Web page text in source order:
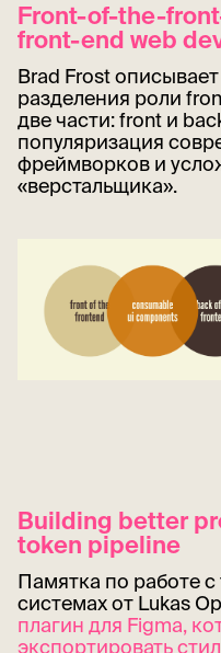
Front-of-the-
front-end web
Brad Frost
разделения роли
две части: front и
популяризация
фреймворков и
«верстальщика».
Building better
token pipeline
Памятка по работе
системах от Lukas
плагин для Figma,
экспортировать